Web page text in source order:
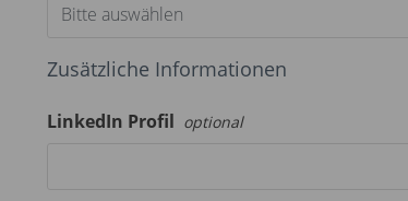
Bitte auswählen
Zusätzliche Informationen
LinkedIn Profil optional